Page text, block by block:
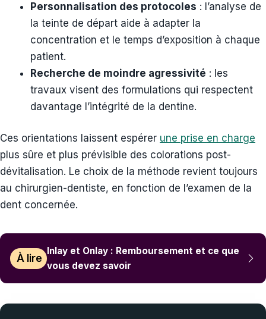
Personnalisation des protocoles : l’analyse de
la teinte de départ aide à adapter la
concentration et le temps d’exposition à chaque
patient.
Recherche de moindre agressivité : les
travaux visent des formulations qui respectent
davantage l’intégrité de la dentine.
Ces orientations laissent espérer une prise en charge
plus sûre et plus prévisible des colorations post-
dévitalisation. Le choix de la méthode revient toujours
au chirurgien-dentiste, en fonction de l’examen de la
dent concernée.
À lire
Inlay et Onlay : Remboursement et ce que
vous devez savoir